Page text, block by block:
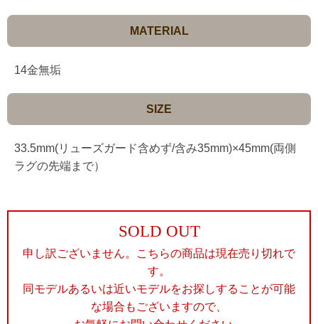
MATERIAL
14金無垢
SIZE
33.5mm(リューズガード含めず/含み35mm)×45mm(両側
ラグの先端まで）
SOLD OUT
申し訳ございません。こちらの商品は現在売り切れで
す。
同モデルあるいは近いモデルをお探しすることが可能
な場合もございますので、